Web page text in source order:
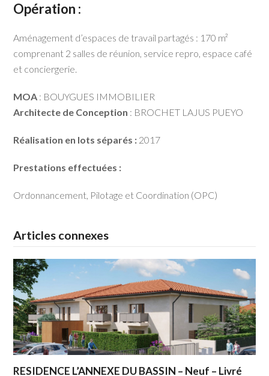
Opération :
Aménagement d’espaces de travail partagés : 170 m²
comprenant 2 salles de réunion, service repro, espace café
et conciergerie.
MOA : BOUYGUES IMMOBILIER
Architecte de Conception : BROCHET LAJUS PUEYO
Réalisation en lots séparés : 2017
Prestations effectuées :
Ordonnancement, Pilotage et Coordination (OPC)
Articles connexes
RESIDENCE L’ANNEXE DU BASSIN – Neuf – Livré